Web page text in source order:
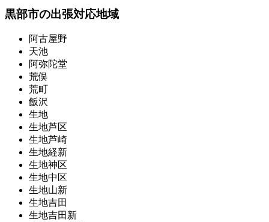
黒部市の出張対応地域
阿古屋野
天池
阿弥陀堂
荒俣
荒町
飯沢
生地
生地芦区
生地芦崎
生地経新
生地神区
生地中区
生地山新
生地吉田
生地吉田新